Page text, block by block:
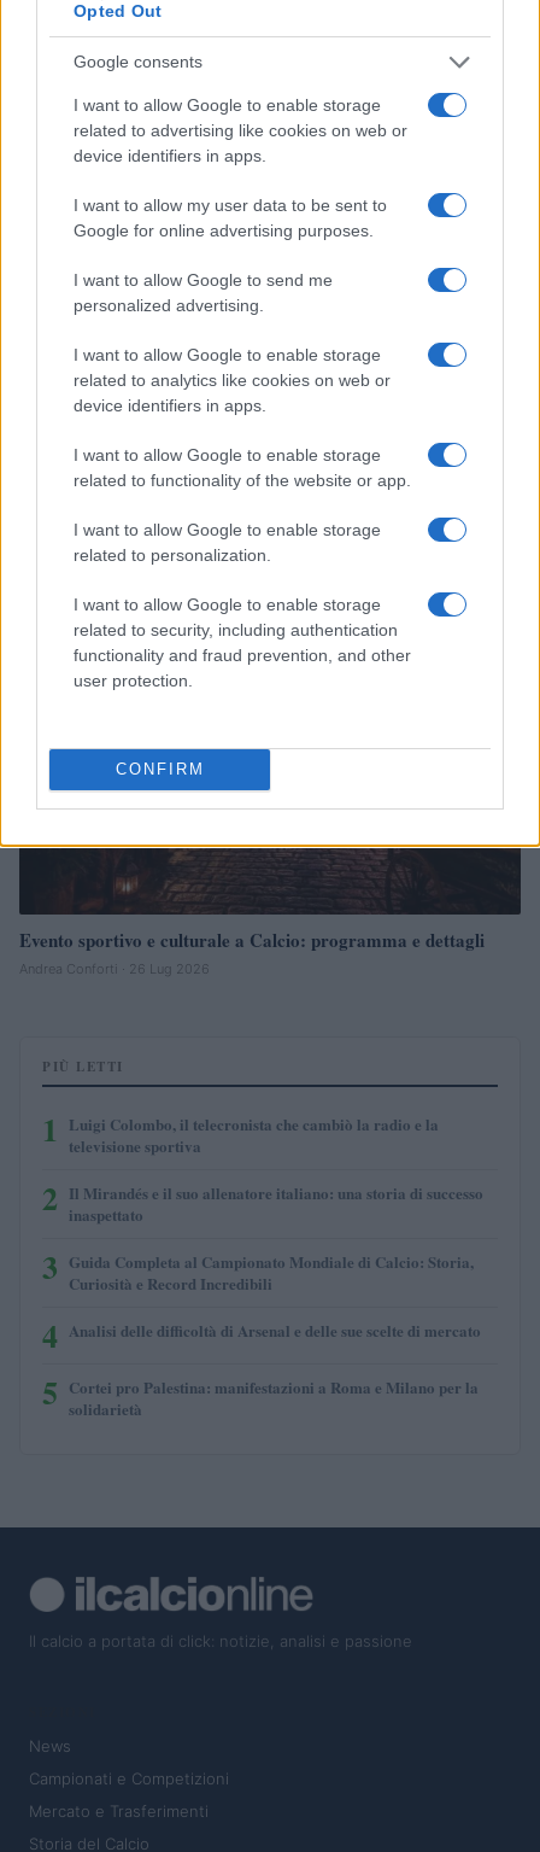
Opted Out
Google consents
I want to allow Google to enable storage
related to advertising like cookies on web or
device identifiers in apps.
I want to allow my user data to be sent to
Google for online advertising purposes.
I want to allow Google to send me
personalized advertising.
I want to allow Google to enable storage
related to analytics like cookies on web or
device identifiers in apps.
I want to allow Google to enable storage
related to functionality of the website or app.
I want to allow Google to enable storage
related to personalization.
I want to allow Google to enable storage
related to security, including authentication
functionality and fraud prevention, and other
user protection.
CONFIRM
CSI Bergamo: Tra Corsi, Eventi e Protezione dei Dati
Francesca Lombardi · 29 Lug 2026
NEWS
Quando il gioco di squadra insegna a vivere: calcio, storia e
valore educativo
Francesca Lombardi · 27 Lug 2026
Evento sportivo e culturale a Calcio: programma e dettagli
Andrea Conforti · 26 Lug 2026
PIÙ LETTI
1
Luigi Colombo, il telecronista che cambiò la radio e la
televisione sportiva
2 Il Mirandés e il suo allenatore italiano: una storia di successo
inaspettato
3 Guida Completa al Campionato Mondiale di Calcio: Storia,
Curiosità e Record Incredibili
4 Analisi delle difficoltà di Arsenal e delle sue scelte di mercato
5 Cortei pro Palestina: manifestazioni a Roma e Milano per la
solidarietà
Il calcio a portata di click: notizie, analisi e passione
News
Campionati e Competizioni
Mercato e Trasferimenti
Storia del Calcio